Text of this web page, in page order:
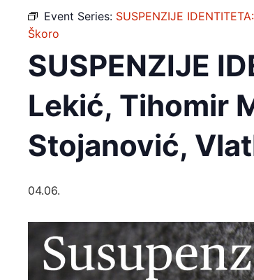
Event Series: SUSPENZIJE
Škoro
SUSPENZIJE
Lekić, Tihomir
Stojanović,
04.06.